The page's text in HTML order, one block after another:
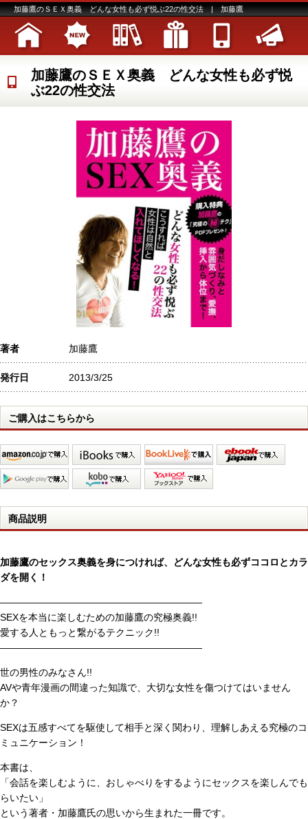
加藤鷹のＳＥＸ奥義 どんな女性も必ず悦ぶ22の性交法 | 加藤鷹
加藤鷹のＳＥＸ奥義 どんな女性も必ず悦
ぶ22の性交法
著者 加藤鷹
発行日 2013/3/25
ご購入はこちらから
商品説明
加藤鷹のセックス奥義を身につければ、どんな女性も必ずココロとカラ
ダを開く！
―――――――――――――――――――――
SEXを本当に楽しむための加藤鷹の究極奥義!!
愛する人ともっと繋がるテクニック!!
―――――――――――――――――――――
世の男性のみなさん!!
AVや青年漫画の間違った知識で、大切な女性を傷つけてはいません
か？
SEXは五感すべてを駆使して相手と深く関わり、理解しあえる究極のコ
ミュニケーション！
本書は、
「会話を楽しむように、おしゃべりをするようにセックスを楽しんでも
らいたい」
という著者・加藤鷹氏の思いから生まれた一冊です。